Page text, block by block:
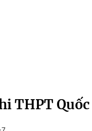
THPT